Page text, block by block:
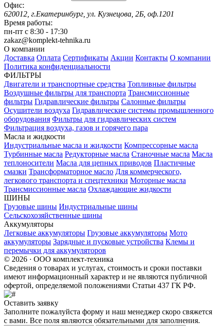
Офис:
620012, г.Екатеринбург, ул. Кузнецова, 2Б, оф.1201
Время работы:
пн-пт с 8:30 - 17:30
zakaz@komplekt-tehnika.ru
О компании
Доставка Оплата Сертификаты Акции Контакты О компании
Политика конфиденциальности
ФИЛЬТРЫ
Двигатели и транспортные средства Топливные фильтры
Воздушные фильтры для транспорта Трансмиссионные
фильтры Гидравлические фильтры Салонные фильтры
Осушители воздуха Гидравлические системы промышленного
оборудования Фильтры для гидравлических систем
Фильтрация воздуха, газов и горячего пара
Масла и жидкости
Индустриальные масла и жидкости Компрессорные масла
Турбинные масла Редукторные масла Станочные масла Масла
теплоносители Масла для цепных приводов Пластичные
смазки Трансформаторное масло Для коммерческого,
легкового транспорта и спецтехники Моторные масла
Трансмиссионные масла Охлаждающие жидкости
ШИНЫ
Грузовые шины Индустриальные шины
Сельскохозяйственные шины
Аккумуляторы
Легковые аккумуляторы Грузовые аккумуляторы Мото
аккумуляторы Зарядные и пусковые устройства Клемы и
перемычки для аккумуляторов
© 2026 · ООО комплект-техника
Сведения о товарах и услугах, стоимость и сроки поставки
имеют информационный характер и не являются публичной
офертой, определяемой положениями Статьи 437 ГК РФ.
Оставить заявку
Заполните пожалуйста форму и наш менеджер скоро свяжется
с вами. Все поля являются обязательными для заполнения.